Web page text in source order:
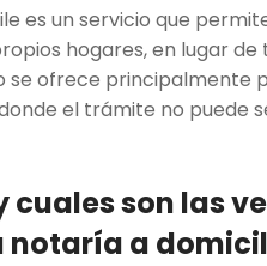
es un servicio que
hogares, en lugar
se ofrece principalmente
el trámite no puede
cuales son las
notaría a